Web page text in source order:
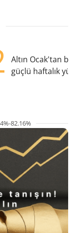
Altın Ocak'tan
güçlü haftalık
82.16%